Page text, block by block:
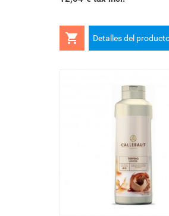
 Detalles del